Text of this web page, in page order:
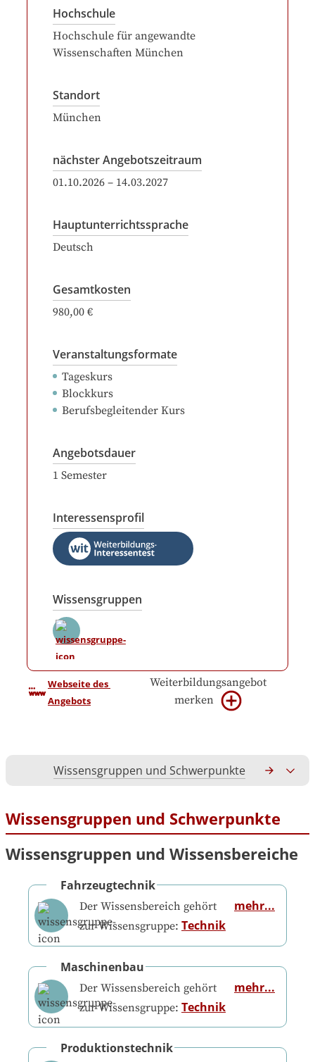
Hochschule
Hochschule für angewandte
Wissenschaften München
Standort
München
nächster Angebotszeitraum
01.10.2026 – 14.03.2027
Hauptunterrichtssprache
Deutsch
Gesamtkosten
980,00 €
Veranstaltungsformate
Tageskurs
Blockkurs
Berufsbegleitender Kurs
Angebotsdauer
1 Semester
Interessensprofil
Wissensgruppen
Webseite des
Angebots
Weiterbildungsangebot
merken
Wissensgruppen und Schwerpunkte
Wissensgruppen und Schwerpunkte
Wissensgruppen und Wissensbereiche
Fahrzeugtechnik
Der Wissensbereich gehört
zur Wissensgruppe: Technik
mehr...
Maschinenbau
Der Wissensbereich gehört
zur Wissensgruppe: Technik
mehr...
Produktionstechnik